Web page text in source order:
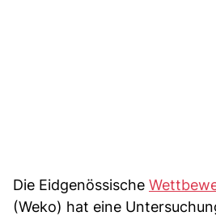
Die Eidgenössische
(Weko) hat eine